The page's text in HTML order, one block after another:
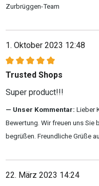
Zurbrüggen-Team
1. Oktober 2023 12:48
Bewertung mit 5 von 5
Trusted Shops
Super product!!!
Unser Kommentar: Lieber
Bewertung. Wir freuen uns Sie
begrüßen. Freundliche Grüße
22. März 2023 14:24